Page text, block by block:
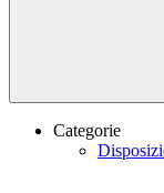
Categorie